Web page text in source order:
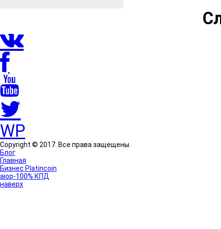
WP
Copyright © 2017. Все права защещены.
Блог
Главная
Бизнес Platincoin
aiop-100% КПД
наверх